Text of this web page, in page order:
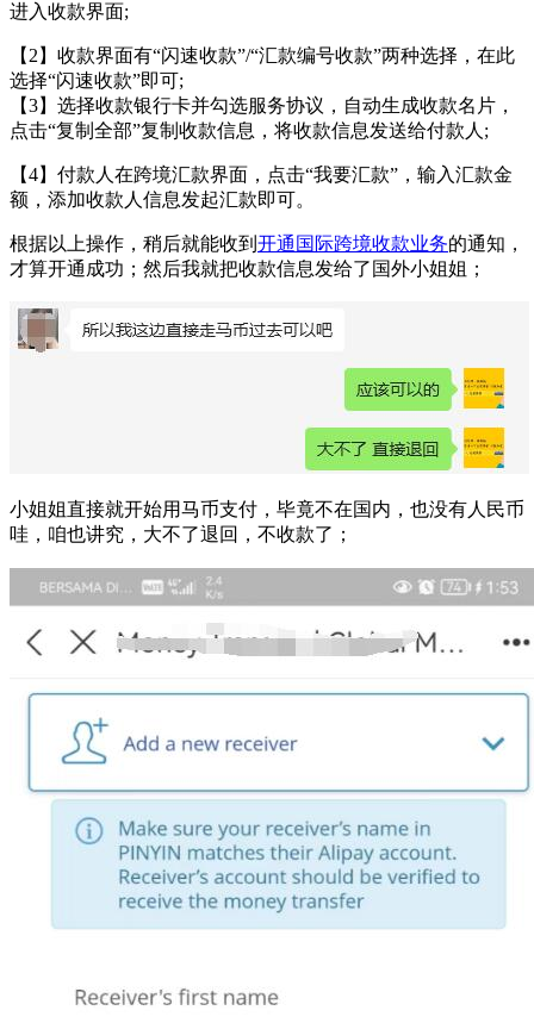
进入收款界面;
【2】收款界面有“闪速收款”/“汇款编号收款”两种选择，在此
选择“闪速收款”即可;
【3】选择收款银行卡并勾选服务协议，自动生成收款名片，
点击“复制全部”复制收款信息，将收款信息发送给付款人;
【4】付款人在跨境汇款界面，点击“我要汇款”，输入汇款金
额，添加收款人信息发起汇款即可。
根据以上操作，稍后就能收到 开通国际跨境收款业务的通知，
才算开通成功；然后我就把收款信息发给了国外小姐姐；
小姐姐直接就开始用马币支付，毕竟不在国内，也没有人民币
哇，咱也讲究，大不了退回，不收款了；